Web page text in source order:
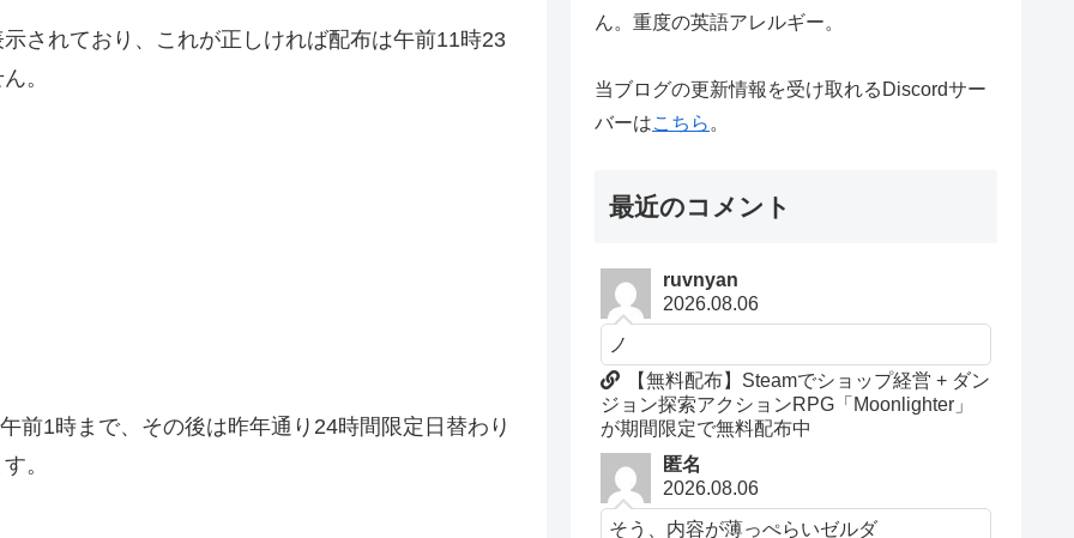
されており、これが正しければ配布は午前11時23
。
前1時まで、その後は昨年通り24時間限定日替わり
。
ん。重度の英語アレルギー。
当ブログの更新情報を受け取れるDiscordサー
バーはこちら 。
最近のコメント
ruvnyan
2026.08.06
ノ
【無料配布】Steamでショップ経営 + ダン
ジョン探索アクションRPG「Moonlighter」
が期間限定で無料配布中
匿名
2026.08.06
そう、内容が薄っぺらいゼルダ